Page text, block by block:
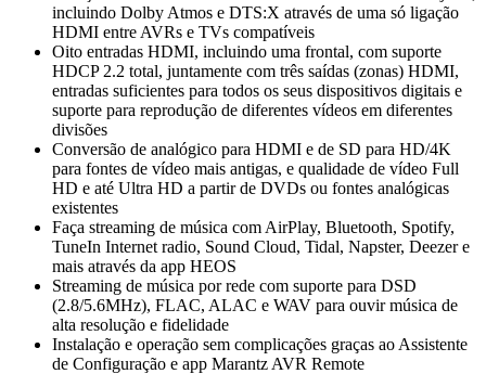
incluindo Dolby Atmos e DTS:X através de uma só ligação
HDMI entre AVRs e TVs compatíveis
Oito entradas HDMI, incluindo uma frontal, com suporte
HDCP 2.2 total, juntamente com três saídas (zonas) HDMI,
entradas suficientes para todos os seus dispositivos digitais e
suporte para reprodução de diferentes vídeos em diferentes
divisões
Conversão de analógico para HDMI e de SD para HD/4K
para fontes de vídeo mais antigas, e qualidade de vídeo Full
HD e até Ultra HD a partir de DVDs ou fontes analógicas
existentes
Faça streaming de música com AirPlay, Bluetooth, Spotify,
TuneIn Internet radio, Sound Cloud, Tidal, Napster, Deezer e
mais através da app HEOS
Streaming de música por rede com suporte para DSD
(2.8/5.6MHz), FLAC, ALAC e WAV para ouvir música de
alta resolução e fidelidade
Instalação e operação sem complicações graças ao Assistente
de Configuração e app Marantz AVR Remote